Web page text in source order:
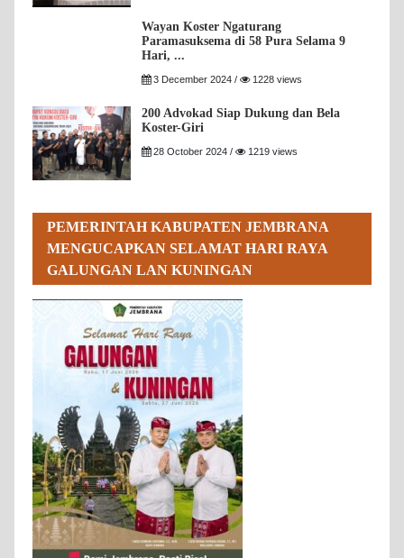
Wayan Koster Ngaturang
Paramasuksema di 58 Pura Selama 9
Hari, ...
3 December 2024 / 1228 views
200 Advokad Siap Dukung dan Bela
Koster-Giri
28 October 2024 / 1219 views
PEMERINTAH KABUPATEN JEMBRANA
MENGUCAPKAN SELAMAT HARI RAYA
GALUNGAN LAN KUNINGAN